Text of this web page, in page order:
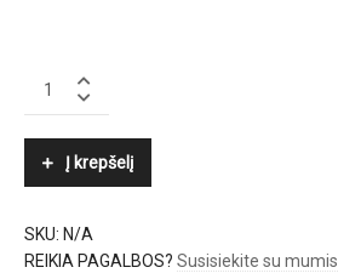
HACKETT
quantity
Į krepšelį
SKU: N/A
REIKIA PAGALBOS? Susisiekite su mumis